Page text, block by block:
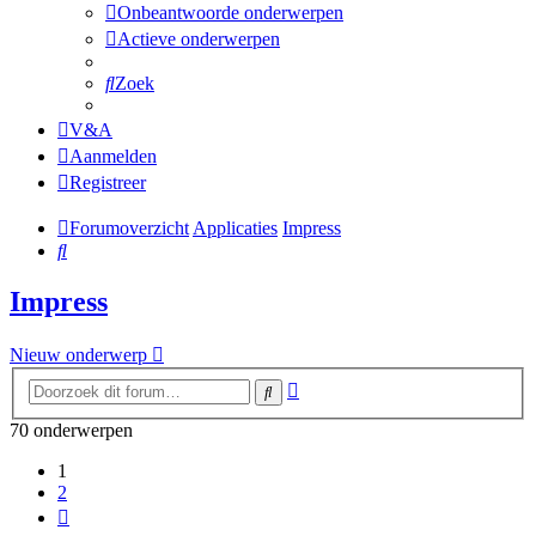
Onbeantwoorde onderwerpen
Actieve onderwerpen
Zoek
V&A
Aanmelden
Registreer
Forumoverzicht Applicaties Impress
Zoek
Impress
Nieuw onderwerp
Zoek
70 onderwerpen
1
2